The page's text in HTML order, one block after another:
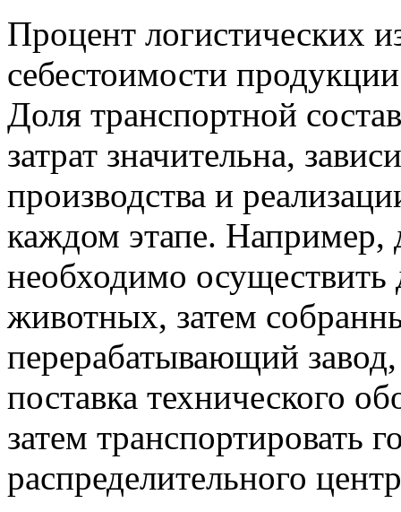
Процент логистических
себестоимости
Доля транспортной
затрат значительна,
производства и
каждом этапе. Например,
необходимо осуществить
животных, затем
перерабатывающий
поставка технического
затем транспортировать
распределительного